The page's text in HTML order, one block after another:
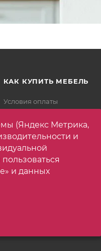
КАК КУПИТЬ МЕБЕЛЬ
Условия оплаты
Гарантия на товар
Вопрос-ответ
(Яндекс Метрика,
и
и данных